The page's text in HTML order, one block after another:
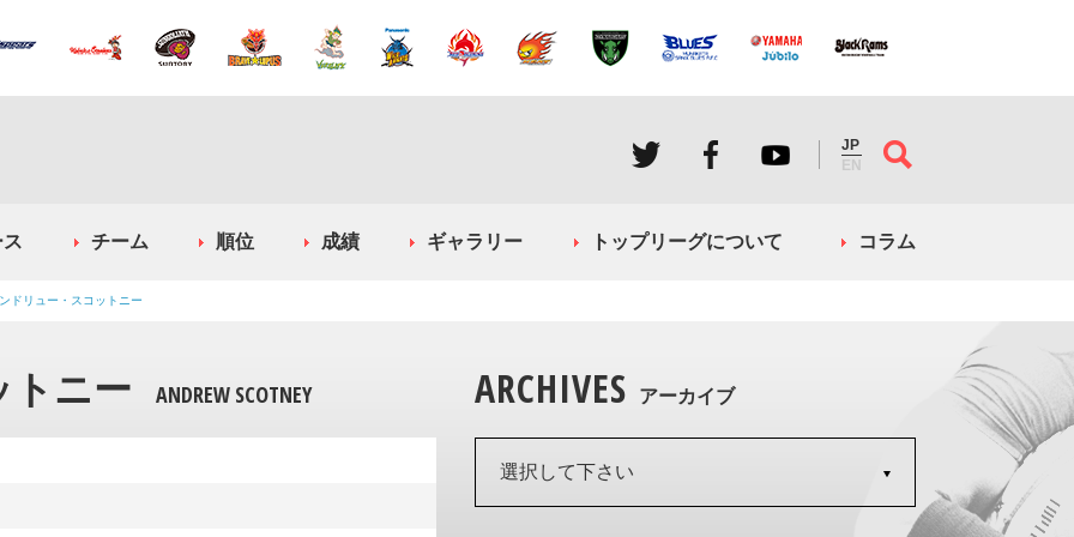
JP
EN
チーム 順位 成績 ギャラリー トップリーグについて コラム
ドリュー・スコットニー
トニー ANDREW SCOTNEY ARCHIVES アーカイブ
選択して下さい